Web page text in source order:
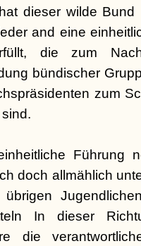
dieser wilde
and eine
die zum
bündischer
zum
Führung
doch allmählich
In dieser
die